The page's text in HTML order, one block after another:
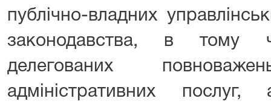
публічно-владних
законодавства, в тому
делегованих
адміністративних